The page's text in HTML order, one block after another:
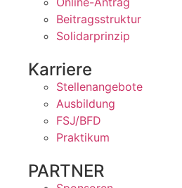
Beitragsstruktur
Solidarprinzip
Karriere
Stellenangebote
Ausbildung
FSJ/BFD
Praktikum
PARTNER